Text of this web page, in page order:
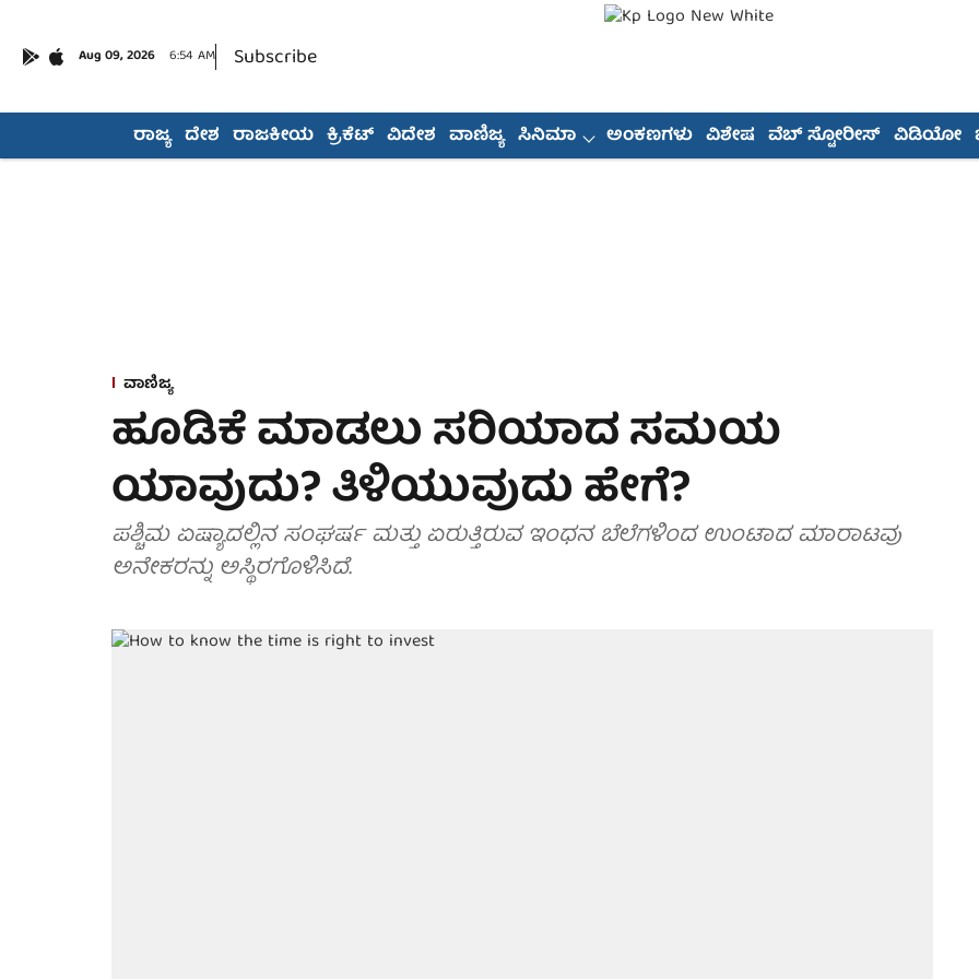
Aug 09, 2026 6:54 AM Subscribe
ರಾಜ್ಯ ದೇಶ ರಾಜಕೀಯ ಕ್ರಿಕೆಟ್ ವಿದೇಶ ವಾಣಿಜ್ಯ ಸಿನಿಮಾ ಅಂಕಣಗಳು ವಿಶೇಷ ವೆಬ್ ಸ್ಟೋರೀಸ್ ವಿಡಿಯೋ
ವಾಣಿಜ್ಯ
ಹೂಡಿಕೆ ಮಾಡಲು ಸರಿಯಾದ ಸಮಯ
ಯಾವುದು? ತಿಳಿಯುವುದು ಹೇಗೆ?
ಪಶ್ಚಿಮ ಏಷ್ಯಾದಲ್ಲಿನ ಸಂಘರ್ಷ ಮತ್ತು ಏರುತ್ತಿರುವ ಇಂಧನ ಬೆಲೆಗಳಿಂದ ಉಂಟಾದ ಮಾರಾಟವು
ಅನೇಕರನ್ನು ಅಸ್ಥಿರಗೊಳಿಸಿದೆ.